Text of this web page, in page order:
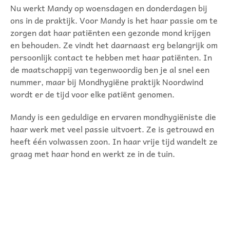
Nu werkt Mandy op woensdagen en donderdagen bij
ons in de praktijk. Voor Mandy is het haar passie om te
zorgen dat haar patiënten een gezonde mond krijgen
en behouden. Ze vindt het daarnaast erg belangrijk om
persoonlijk contact te hebben met haar patiënten. In
de maatschappij van tegenwoordig ben je al snel een
nummer, maar bij Mondhygiëne praktijk Noordwind
wordt er de tijd voor elke patiënt genomen.
Mandy is een geduldige en ervaren mondhygiëniste die
haar werk met veel passie uitvoert. Ze is getrouwd en
heeft één volwassen zoon. In haar vrije tijd wandelt ze
graag met haar hond en werkt ze in de tuin.